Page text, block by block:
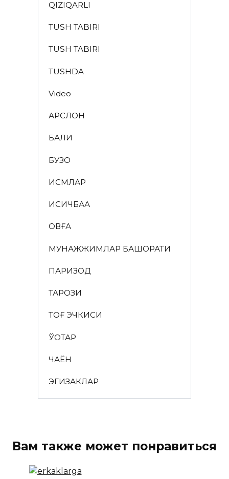
QIZIQARLI
TUSH TABIRI
TUSH TABIRI
TUSHDA
Video
АРСЛОН
БАЛИҚ
БУЗОҚ
ИСМЛАР
ҚИСҚИЧБАҚА
ҚОВҒА
МУНАЖЖИМЛАР БАШОРАТИ
ПАРИЗОД
ТАРОЗИ
ТОҒ ЭЧКИСИ
ЎҚОТАР
ЧАЁН
ЭГИЗАКЛАР
Вам также может понравиться